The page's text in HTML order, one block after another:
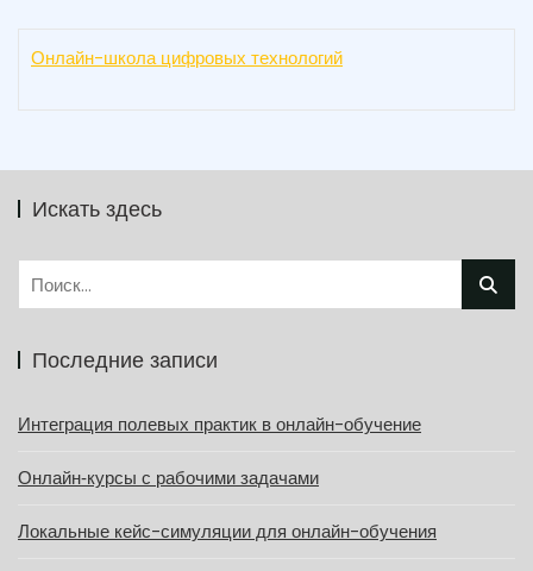
Онлайн-школа цифровых технологий
Искать здесь
Последние записи
Интеграция полевых практик в онлайн-обучение
Онлайн‑курсы с рабочими задачами
Локальные кейс-симуляции для онлайн-обучения